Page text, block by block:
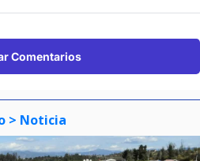
Comentarios
> Noticia